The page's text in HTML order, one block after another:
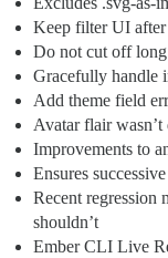
Keep filter UI
Do not cut off
Gracefully handle
Add theme field
Avatar flair
Improvements to
Ensures
Recent regression
shouldn’t
Ember CLI Live